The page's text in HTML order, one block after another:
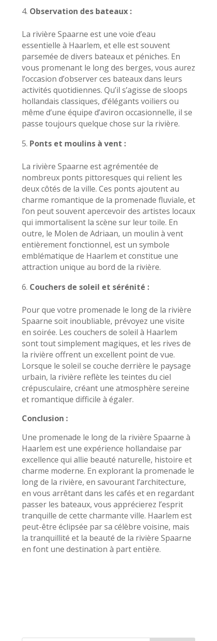
Observation des bateaux :
La rivière Spaarne est une voie d’eau
essentielle à Haarlem, et elle est souvent
parsemée de divers bateaux et péniches. En
vous promenant le long des berges, vous aurez
l’occasion d’observer ces bateaux dans leurs
activités quotidiennes. Qu’il s’agisse de sloops
hollandais classiques, d’élégants voiliers ou
même d’une équipe d’aviron occasionnelle, il se
passe toujours quelque chose sur la rivière.
Ponts et moulins à vent :
La rivière Spaarne est agrémentée de
nombreux ponts pittoresques qui relient les
deux côtés de la ville. Ces ponts ajoutent au
charme romantique de la promenade fluviale, et
l’on peut souvent apercevoir des artistes locaux
qui immortalisent la scène sur leur toile. En
outre, le Molen de Adriaan, un moulin à vent
entièrement fonctionnel, est un symbole
emblématique de Haarlem et constitue une
attraction unique au bord de la rivière.
Couchers de soleil et sérénité :
Pour que votre promenade le long de la rivière
Spaarne soit inoubliable, prévoyez une visite
en soirée. Les couchers de soleil à Haarlem
sont tout simplement magiques, et les rives de
la rivière offrent un excellent point de vue.
Lorsque le soleil se couche derrière le paysage
urbain, la rivière reflète les teintes du ciel
crépusculaire, créant une atmosphère sereine
et romantique difficile à égaler.
Conclusion :
Une promenade le long de la rivière Spaarne à
Haarlem est une expérience hollandaise par
excellence qui allie beauté naturelle, histoire et
charme moderne. En explorant la promenade le
long de la rivière, en savourant l’architecture,
en vous arrêtant dans les cafés et en regardant
passer les bateaux, vous apprécierez l’esprit
tranquille de cette charmante ville. Haarlem est
peut-être éclipsée par sa célèbre voisine, mais
la tranquillité et la beauté de la rivière Spaarne
en font une destination à part entière.